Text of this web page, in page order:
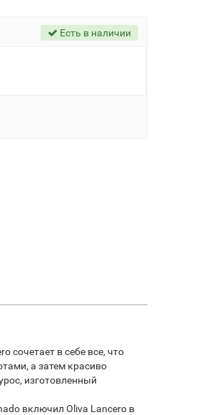
Есть в наличии
сочетает в себе все, что
а затем красиво
изготовленный
включил Oliva Lancero в